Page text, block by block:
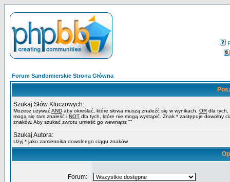
Forum Sandomierskie Strona Główna
Szukaj Słów Kluczowych:
Możesz używaćAND aby określać, które słowa muszą znaleźć się w wynikach, OR dla tych,
mogą się tam znaleść i NOT dla tych, które nie mogą wystąpić. Znak * zastępuje dowolny
znaków. Aby szukać zwrotu umieść go wewnątrz ""
Szukaj Autora:
Użyj * jako zamiennika dowolnego ciągu znaków
Forum: